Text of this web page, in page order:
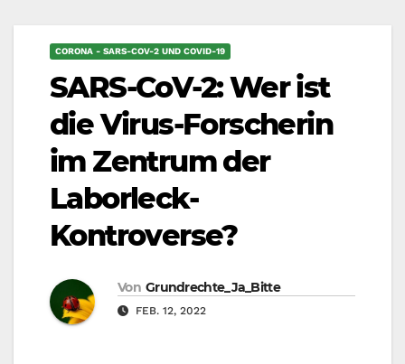
CORONA - SARS-COV-2 UND COVID-19
SARS-CoV-2: Wer ist
die Virus-Forscherin
im Zentrum der
Laborleck-
Kontroverse?
Von Grundrechte_Ja_Bitte
FEB. 12, 2022